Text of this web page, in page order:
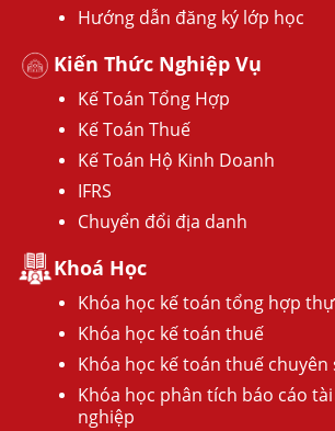
Hướng dẫn đăng ký lớp học
Kiến Thức Nghiệp Vụ
Kế Toán Tổng Hợp
Kế Toán Thuế
Kế Toán Hộ Kinh Doanh
IFRS
Chuyển đổi địa danh
Khoá Học
Khóa học kế toán tổng hợp
Khóa học kế toán thuế
Khóa học kế toán thuế chuyên
Khóa học phân tích báo cáo
nghiệp